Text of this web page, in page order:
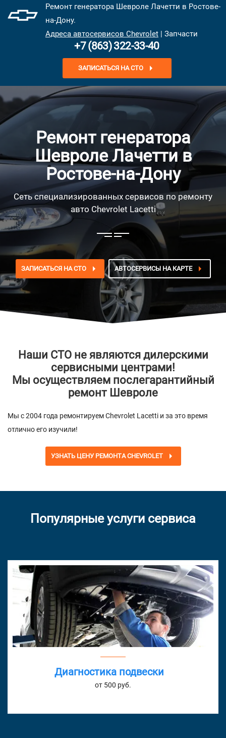
Ремонт генератора Шевроле Лачетти в Ростове-
на-Дону.
Адреса автосервисов Chevrolet | Запчасти
+7 (863) 322-33-40
ЗАПИСАТЬСЯ НА СТО
Ремонт генератора
Шевроле Лачетти в
Ростове-на-Дону
Сеть специализированных сервисов по ремонту
авто Chevrolet Lacetti
ЗАПИСАТЬСЯ НА СТО АВТОСЕРВИСЫ НА КАРТЕ
Наши СТО не являются дилерскими
сервисными центрами!
Мы осуществляем послегарантийный
ремонт Шевроле
Мы с 2004 года ремонтируем Chevrolet Lacetti и за это время
отлично его изучили!
УЗНАТЬ ЦЕНУ РЕМОНТА CHEVROLET
Популярные услуги сервиса
Диагностика подвески
от 500 руб.